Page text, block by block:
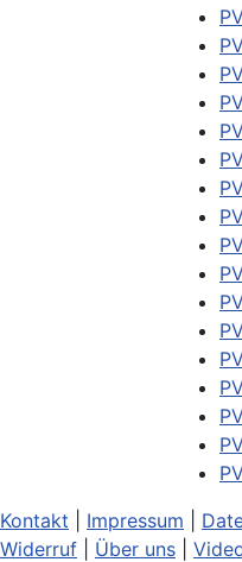
Kontakt
Impressum
Widerruf
Über uns